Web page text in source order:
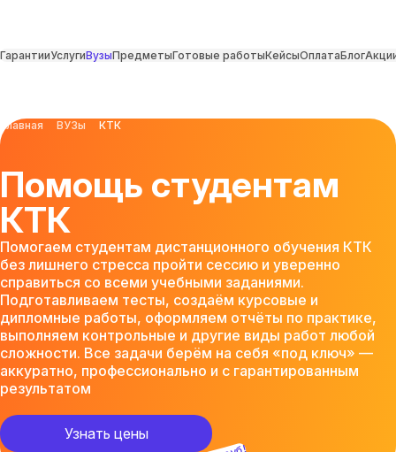
ГарантииУслугиВузыПредметыГотовые работыКейсыОплатаБлог
Главная ВУЗы КТК
Помощь студентам
КТК
Помогаем студентам дистанционного обучения КТК
без лишнего стресса пройти сессию и уверенно
справиться со всеми учебными заданиями.
Подготавливаем тесты, создаём курсовые и
дипломные работы, оформляем отчёты по практике,
выполняем контрольные и другие виды работ любой
сложности. Все задачи берём на себя «под ключ» —
аккуратно, профессионально и с гарантированным
результатом
Узнать цены